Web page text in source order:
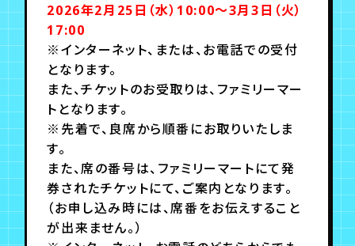
2026年2月25日（水）10:00～3月3日（火）
17:00
※インターネット、または、お電話での受付
となります。
また、チケットのお受取りは、ファミリーマー
トとなります。
※先着で、良席から順番にお取りいたしま
す。
また、席の番号は、ファミリーマートにて発
券されたチケットにて、ご案内となります。
（お申し込み時には、席番をお伝えすること
が出来ません。）